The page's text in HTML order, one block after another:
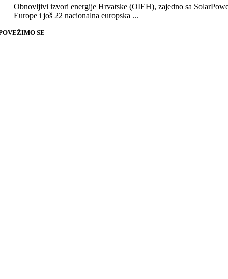
Obnovljivi izvori energije Hrvatske (OIEH), zajedno sa
Europe i još 22 nacionalna europska ...
SE